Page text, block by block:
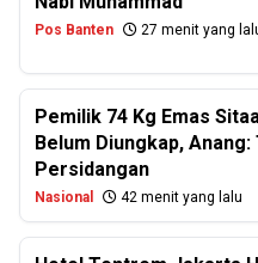
Pos Banten 27 menit yang
Pemilik 74 Kg Emas
Belum Diungkap, Anang:
Persidangan
Nasional 42 menit yang lalu